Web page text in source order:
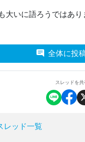
いに語ろうではあり
全体に投
スレッドを共
レッド一覧